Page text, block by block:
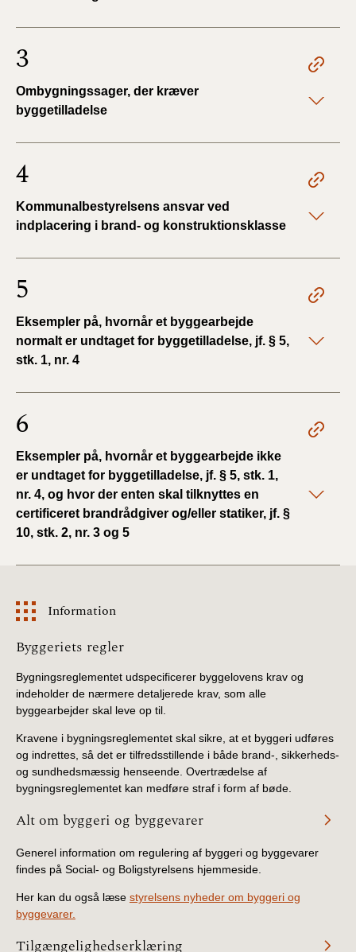
BR18 (1/1-30/6
BR15 (2015-2018)
2010)
3
Ombygningssager, der kræver
byggetilladelse
4
Kommunalbestyrelsens ansvar ved
indplacering i brand- og konstruktionsklasse
5
Eksempler på, hvornår et byggearbejde
normalt er undtaget for byggetilladelse, jf. § 5,
stk. 1, nr. 4
6
Eksempler på, hvornår et byggearbejde ikke
er undtaget for byggetilladelse, jf. § 5, stk. 1,
nr. 4, og hvor der enten skal tilknyttes en
certificeret brandrådgiver og/eller statiker, jf. §
10, stk. 2, nr. 3 og 5
Information
Information
Byggeriets regler
Bygningsreglementet udspecificerer byggelovens krav og
indeholder de nærmere detaljerede krav, som alle
byggearbejder skal leve op til.
Kravene i bygningsreglementet skal sikre, at et byggeri udføres
og indrettes, så det er tilfredsstillende i både brand-, sikkerheds-
og sundhedsmæssig henseende. Overtrædelse af
bygningsreglementet kan medføre straf i form af bøde.
Alt om byggeri og byggevarer
Generel information om regulering af byggeri og byggevarer
findes på Social- og Boligstyrelsens hjemmeside.
Her kan du også læse styrelsens nyheder om byggeri og
byggevarer.
Tilgængelighedserklæring